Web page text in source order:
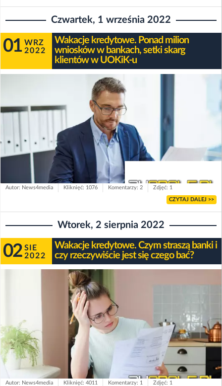
Czwartek, 1 września 2022
01 WRZ
2022
Wakacje kredytowe. Ponad milion
wniosków w bankach, setki skarg
klientów w UOKiK-u
Autor: News4media Kliknięć: 1076 Komentarzy: 2 Zdjęć: 1
CZYTAJ DALEJ >>
Wtorek, 2 sierpnia 2022
02 SIE
2022
Wakacje kredytowe. Czym straszą banki i
czy rzeczywiście jest się czego bać?
Autor: News4media Kliknięć: 4011 Komentarzy: 1 Zdjęć: 1